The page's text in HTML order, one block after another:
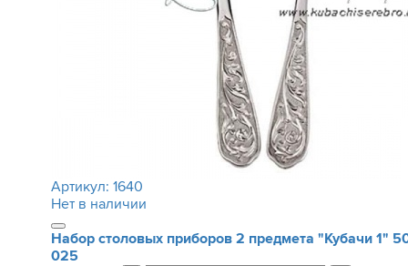
Артикул: 1640
Нет в наличии
Набор столовых приборов 2 предмета "Кубачи 1"
025